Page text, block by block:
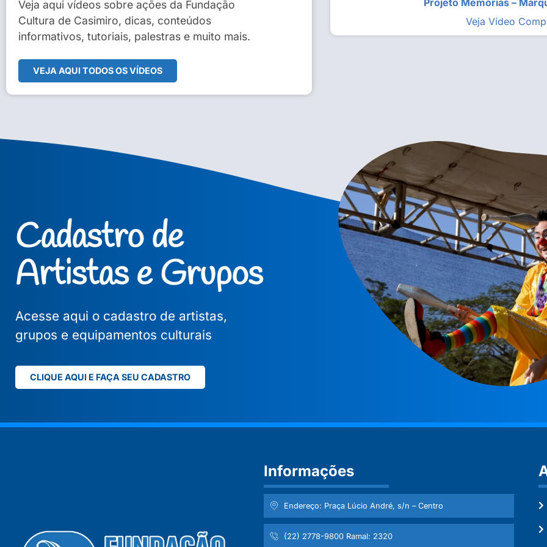
Veja aqui vídeos sobre ações da Fundação
Cultura de Casimiro, dicas, conteúdos
informativos, tutoriais, palestras e muito mais.
VEJA AQUI TODOS OS VÍDEOS
Sidney Macedo de Oliveira
Veja Vídeo Completo
Projeto Memórias –
Veja Vídeo
Cadastro de
Artistas e Grupos
Acesse aqui o cadastro de artistas,
grupos e equipamentos culturais
CLIQUE AQUI E FAÇA SEU CADASTRO
Informações
Endereço: Praça Lúcio André, s/n – Centro
(22) 2778-9800 Ramal: 2320